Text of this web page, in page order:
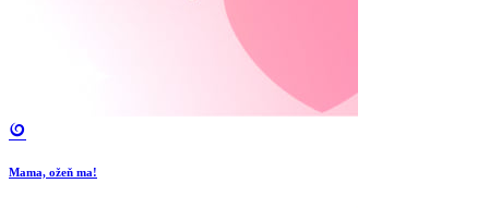
Mama, ožeň ma!